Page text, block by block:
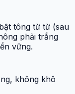
tông từ từ (sau
phải trắng
vững.
không khô